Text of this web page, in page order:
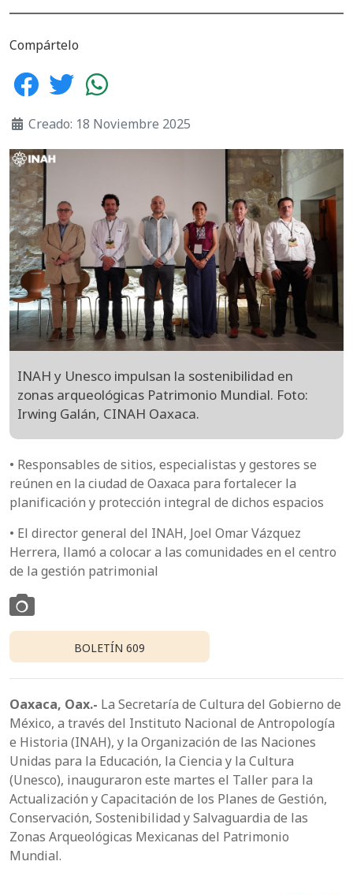
Compártelo
Creado: 18 Noviembre 2025
INAH y Unesco impulsan la sostenibilidad en
zonas arqueológicas Patrimonio Mundial. Foto:
Irwing Galán, CINAH Oaxaca.
• Responsables de sitios, especialistas y gestores se
reúnen en la ciudad de Oaxaca para fortalecer la
planificación y protección integral de dichos espacios
• El director general del INAH, Joel Omar Vázquez
Herrera, llamó a colocar a las comunidades en el centro
de la gestión patrimonial
BOLETÍN 609
Oaxaca, Oax.- La Secretaría de Cultura del Gobierno de
México, a través del Instituto Nacional de Antropología
e Historia (INAH), y la Organización de las Naciones
Unidas para la Educación, la Ciencia y la Cultura
(Unesco), inauguraron este martes el Taller para la
Actualización y Capacitación de los Planes de Gestión,
Conservación, Sostenibilidad y Salvaguardia de las
Zonas Arqueológicas Mexicanas del Patrimonio
Mundial.